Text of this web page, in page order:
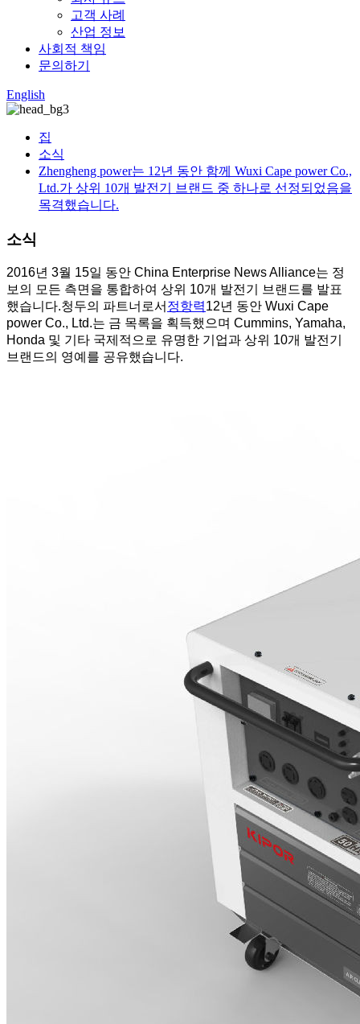
고객 사례
산업 정보
사회적 책임
문의하기
English
집
소식
Zhengheng power는 12년 동안 함께 Wuxi Cape power Co.,
Ltd.가 상위 10개 발전기 브랜드 중 하나로 선정되었음을
목격했습니다.
소식
2016년 3월 15일 동안 China Enterprise News Alliance는 정
보의 모든 측면을 통합하여 상위 10개 발전기 브랜드를 발표
했습니다.청두의 파트너로서 정항력12년 동안 Wuxi Cape
power Co., Ltd.는 금 목록을 획득했으며 Cummins, Yamaha,
Honda 및 기타 국제적으로 유명한 기업과 상위 10개 발전기
브랜드의 영예를 공유했습니다.